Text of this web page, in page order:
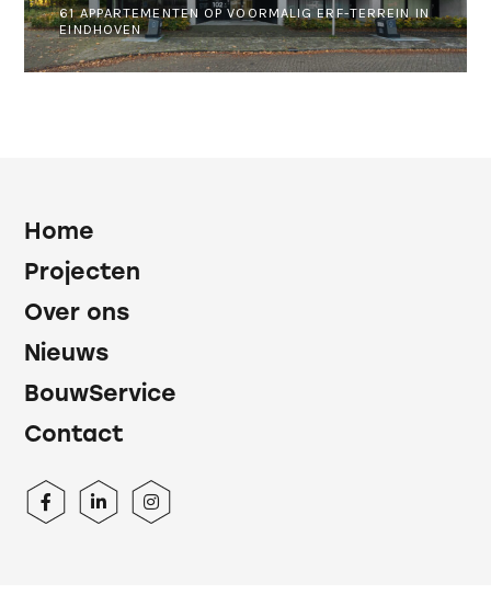
61 APPARTEMENTEN OP VOORMALIG ERF-TERREIN IN
EINDHOVEN
Home
Projecten
Over ons
Nieuws
BouwService
Contact